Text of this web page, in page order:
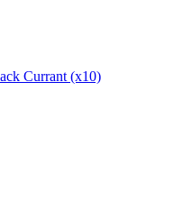
Currant (x10)